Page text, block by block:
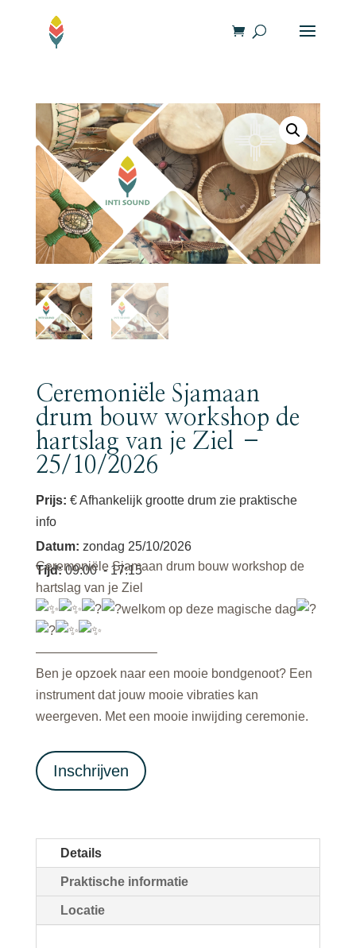
Ceremoniële Sjamaan
drum bouw workshop de
hartslag van je Ziel –
25/10/2026
Prijs: € Afhankelijk grootte drum zie praktische
info
Datum: zondag 25/10/2026
Tijd:09:00 - 17:15
Ceremoniële Sjamaan drum bouw workshop de
hartslag van je Ziel
welkom op deze magische dag
—————————–
Ben je opzoek naar een mooie bondgenoot? Een
instrument dat jouw mooie vibraties kan
weergeven. Met een mooie inwijding ceremonie.
Inschrijven
Details
Praktische informatie
Locatie